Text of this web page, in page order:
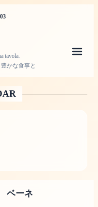
tavola.
かな食事と
ベーネ